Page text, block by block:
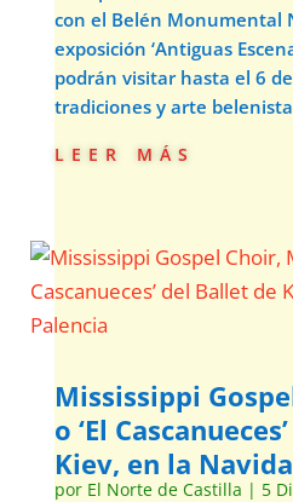
con el Belén Monumental
exposición ‘Antiguas
podrán visitar hasta el 6
tradiciones y arte
leer más
Mississippi
o ‘El
Kiev, en la
por El Norte de Castilla | 5